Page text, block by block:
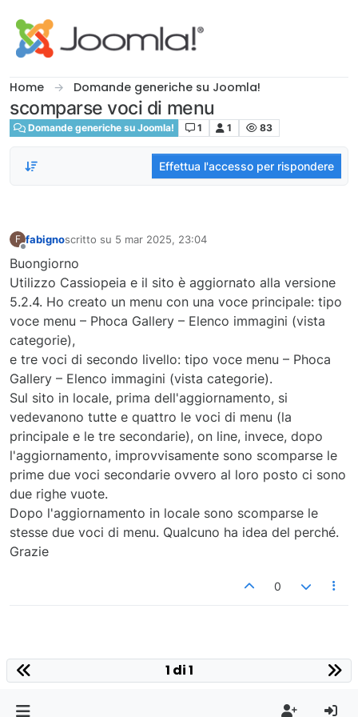
Home Domande generiche su Joomla!
scomparse voci di menu
Domande generiche su Joomla! 1 1 83
Effettua l'accesso per rispondere
F fabignoscritto su 5 mar 2025, 23:04
ultima modifica di
Buongiorno
Utilizzo Cassiopeia e il sito è aggiornato alla versione
5.2.4. Ho creato un menu con una voce principale: tipo
voce menu – Phoca Gallery – Elenco immagini (vista
categorie),
e tre voci di secondo livello: tipo voce menu – Phoca
Gallery – Elenco immagini (vista categorie).
Sul sito in locale, prima dell'aggiornamento, si
vedevanono tutte e quattro le voci di menu (la
principale e le tre secondarie), on line, invece, dopo
l'aggiornamento, improvvisamente sono scomparse le
prime due voci secondarie ovvero al loro posto ci sono
due righe vuote.
Dopo l'aggiornamento in locale sono scomparse le
stesse due voci di menu. Qualcuno ha idea del perché.
Grazie
0
1 di 1